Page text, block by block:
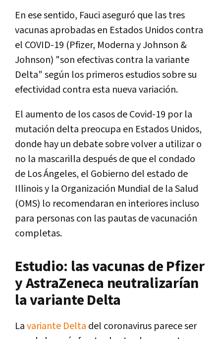
En ese sentido, Fauci aseguró que las tres
vacunas aprobadas en Estados Unidos contra
el COVID-19 (Pfizer, Moderna y Johnson &
Johnson) "son efectivas contra la variante
Delta" según los primeros estudios sobre su
efectividad contra esta nueva variación.
El aumento de los casos de Covid-19 por la
mutación delta preocupa en Estados Unidos,
donde hay un debate sobre volver a utilizar o
no la mascarilla después de que el condado
de Los Ángeles, el Gobierno del estado de
Illinois y la Organización Mundial de la Salud
(OMS) lo recomendaran en interiores incluso
para personas con las pautas de vacunación
completas.
Estudio: las vacunas de Pfizer
y AstraZeneca neutralizarían
la variante Delta
Lavariante Delta del coronavirus parece ser